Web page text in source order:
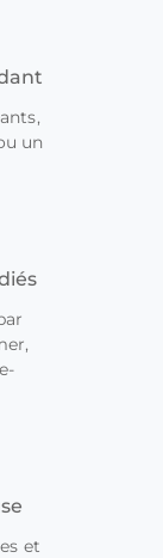
un
et